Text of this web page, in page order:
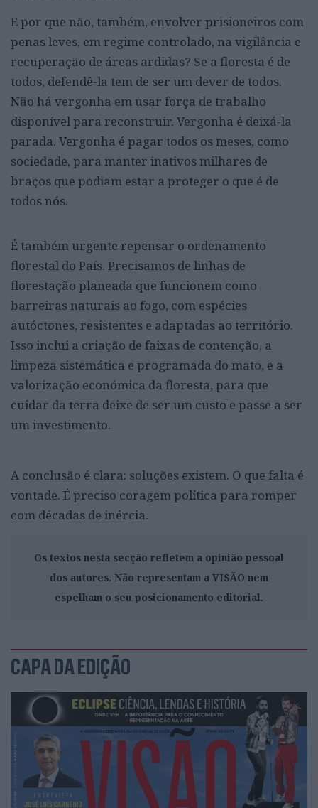
E por que não, também, envolver prisioneiros com
penas leves, em regime controlado, na vigilância e
recuperação de áreas ardidas? Se a floresta é de
todos, defendê-la tem de ser um dever de todos.
Não há vergonha em usar força de trabalho
disponível para reconstruir. Vergonha é deixá-la
parada. Vergonha é pagar todos os meses, como
sociedade, para manter inativos milhares de
braços que podiam estar a proteger o que é de
todos nós.
É também urgente repensar o ordenamento
florestal do País. Precisamos de linhas de
florestação planeada que funcionem como
barreiras naturais ao fogo, com espécies
autóctones, resistentes e adaptadas ao território.
Isso inclui a criação de faixas de contenção, a
limpeza sistemática e programada do mato, e a
valorização económica da floresta, para que
cuidar da terra deixe de ser um custo e passe a ser
um investimento.
A conclusão é clara: soluções existem. O que falta é
vontade. É preciso coragem política para romper
com décadas de inércia.
Os textos nesta secção refletem a opinião pessoal
dos autores. Não representam a VISÃO nem
espelham o seu posicionamento editorial.
CAPA DA EDIÇÃO